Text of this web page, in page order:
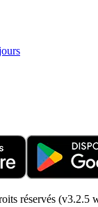
réservés (v3.2.5